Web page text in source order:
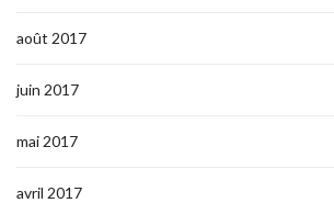
août 2017
juin 2017
mai 2017
avril 2017